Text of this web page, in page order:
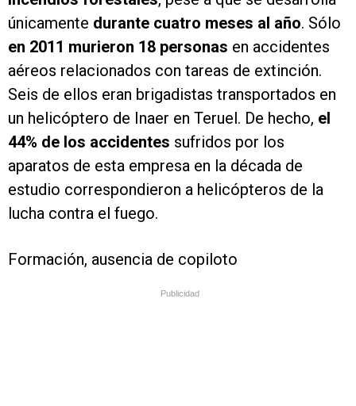
únicamente durante cuatro meses al año. Sólo
en 2011 murieron 18 personas en accidentes
aéreos relacionados con tareas de extinción.
Seis de ellos eran brigadistas transportados en
un helicóptero de Inaer en Teruel. De hecho, el
44% de los accidentes sufridos por los
aparatos de esta empresa en la década de
estudio correspondieron a helicópteros de la
lucha contra el fuego.
Formación, ausencia de copiloto
Publicidad